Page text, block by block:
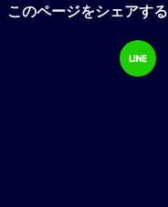
このページをシェアする